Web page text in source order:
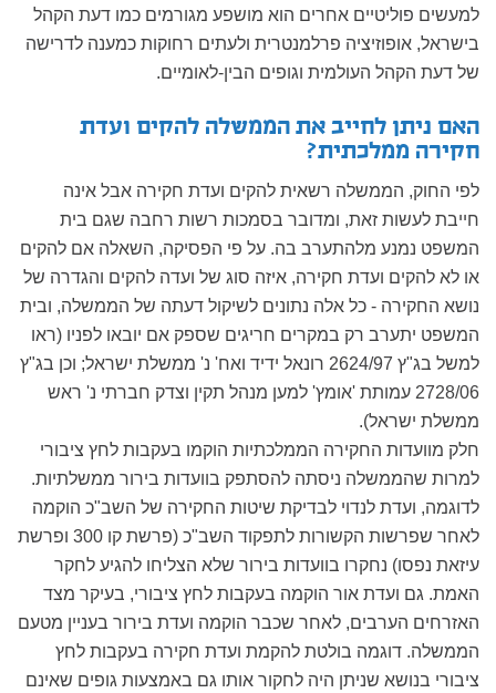
למעשים פוליטיים אחרים הוא מושפע מגורמים כמו דעת הקהל
בישראל, אופוזיציה פרלמנטרית ולעתים רחוקות כמענה לדרישה
של דעת הקהל העולמית וגופים הבין-לאומיים.
האם ניתן לחייב את הממשלה להקים ועדת
חקירה ממלכתית?
לפי החוק, הממשלה רשאית להקים ועדת חקירה אבל אינה
חייבת לעשות זאת, ומדובר בסמכות רשות רחבה שגם בית
המשפט נמנע מלהתערב בה. על פי הפסיקה, השאלה אם להקים
או לא להקים ועדת חקירה, איזה סוג של ועדה להקים והגדרה של
נושא החקירה - כל אלה נתונים לשיקול דעתה של הממשלה, ובית
המשפט יתערב רק במקרים חריגים שספק אם יובאו לפניו (ראו
למשל בג"ץ 2624/97 רונאל ידיד ואח' נ' ממשלת ישראל; וכן בג"ץ
2728/06 עמותת 'אומץ' למען מנהל תקין וצדק חברתי נ' ראש
ממשלת ישראל).
חלק מוועדות החקירה הממלכתיות הוקמו בעקבות לחץ ציבורי
למרות שהממשלה ניסתה להסתפק בוועדות בירור ממשלתיות.
לדוגמה, ועדת לנדוי לבדיקת שיטות החקירה של השב"כ הוקמה
לאחר שפרשות הקשורות לתפקוד השב"כ (פרשת קו 300 ופרשת
עיזאת נפסו) נחקרו בוועדות בירור שלא הצליחו להגיע לחקר
האמת. גם ועדת אור הוקמה בעקבות לחץ ציבורי, בעיקר מצד
האזרחים הערבים, לאחר שכבר הוקמה ועדת בירור בעניין מטעם
הממשלה. דוגמה בולטת להקמת ועדת חקירה בעקבות לחץ
ציבורי בנושא שניתן היה לחקור אותו גם באמצעות גופים שאינם